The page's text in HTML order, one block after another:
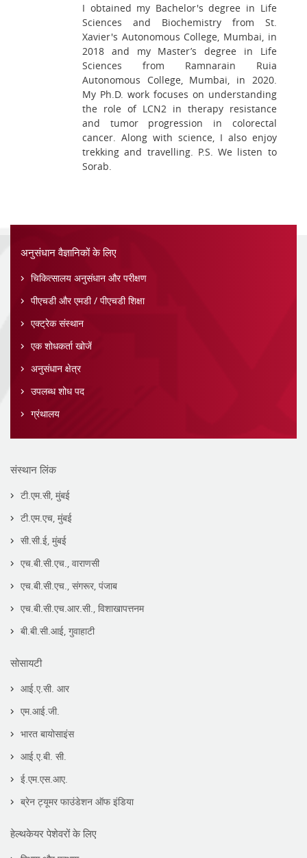
I obtained my Bachelor's degree in Life
Sciences and Biochemistry from St.
Xavier's Autonomous College, Mumbai, in
2018 and my Master’s degree in Life
Sciences from Ramnarain Ruia
Autonomous College, Mumbai, in 2020.
My Ph.D. work focuses on understanding
the role of LCN2 in therapy resistance
and tumor progression in colorectal
cancer. Along with science, I also enjoy
trekking and travelling. P.S. We listen to
Sorab.
अनुसंधान वैज्ञानिकों के लिए
चिकित्सालय अनुसंधान और परीक्षण
पीएचडी और एमडी / पीएचडी शिक्षा
एक्ट्रेक संस्थान
एक शोधकर्ता खोजें
अनुसंधान क्षेत्र
उपलब्ध शोध पद
ग्रंथालय
संस्थान लिंक
टी.एम.सी, मुंबई
टी.एम.एच, मुंबई
सी.सी.ई, मुंबई
एच.बी.सी.एच., वाराणसी
एच.बी.सी.एच., संगरूर, पंजाब
एच.बी.सी.एच.आर.सी., विशाखापत्तनम
बी.बी.सी.आई, गुवाहाटी
सोसायटी
आई.ए.सी. आर
एम.आई.जी.
भारत बायोसाइंस
आई.ए.बी. सी.
ई.एम.एस.आए.
ब्रेन ट्यूमर फाउंडेशन ऑफ इंडिया
हेल्थकेयर पेशेवरों के लिए